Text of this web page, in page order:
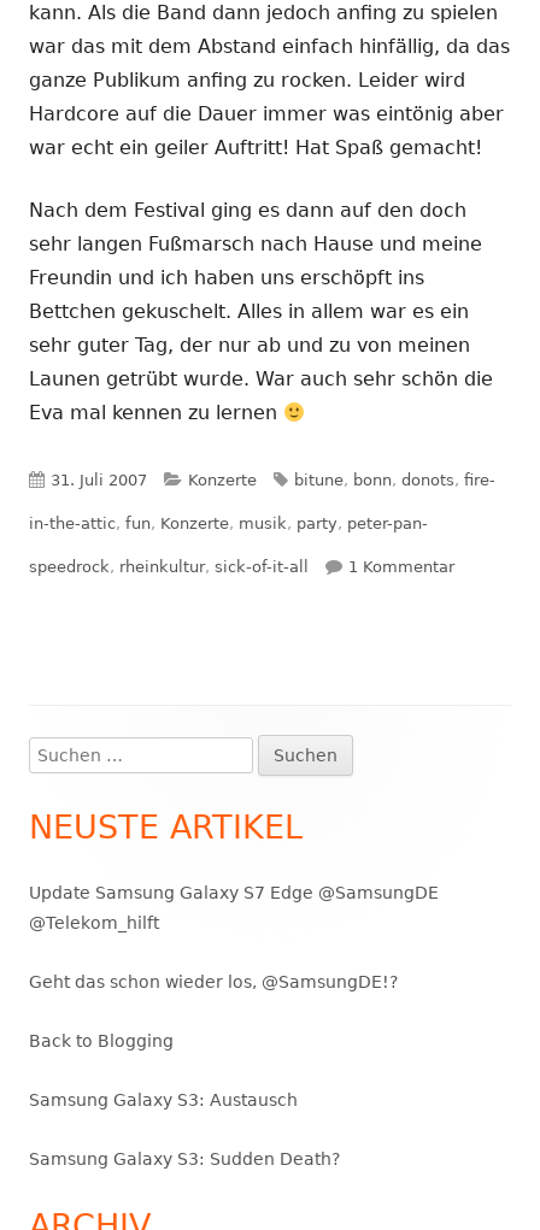
kann. Als die Band dann jedoch anfing zu spielen
war das mit dem Abstand einfach hinfällig, da das
ganze Publikum anfing zu rocken. Leider wird
Hardcore auf die Dauer immer was eintönig aber
war echt ein geiler Auftritt! Hat Spaß gemacht!
Nach dem Festival ging es dann auf den doch
sehr langen Fußmarsch nach Hause und meine
Freundin und ich haben uns erschöpft ins
Bettchen gekuschelt. Alles in allem war es ein
sehr guter Tag, der nur ab und zu von meinen
Launen getrübt wurde. War auch sehr schön die
Eva mal kennen zu lernen
Veröffentlicht
am
31. Juli 2007 Kategorien
Konzerte Schlagwörter
bitune, bonn, donots, fire-
in-the-attic, fun, Konzerte, musik, party, peter-pan-
speedrock, rheinkultur, sick-of-it-all 1 Kommentarzu
Haupt-
Seitenleiste
Suchen
nach:
NEUSTE ARTIKEL
Update Samsung Galaxy S7 Edge @SamsungDE
@Telekom_hilft
Geht das schon wieder los, @SamsungDE!?
Back to Blogging
Samsung Galaxy S3: Austausch
Samsung Galaxy S3: Sudden Death?